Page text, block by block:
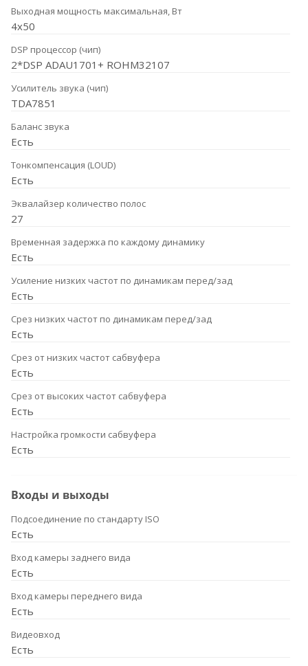
Выходная мощность максимальная, Вт
4x50
DSP процессор (чип)
2*DSP ADAU1701+ ROHM32107
Усилитель звука (чип)
TDA7851
Баланс звука
Есть
Тонкомпенсация (LOUD)
Есть
Эквалайзер количество полос
27
Временная задержка по каждому динамику
Есть
Усиление низких частот по динамикам перед/зад
Есть
Срез низких частот по динамикам перед/зад
Есть
Срез от низких частот сабвуфера
Есть
Срез от высоких частот сабвуфера
Есть
Настройка громкости сабвуфера
Есть
Входы и выходы
Подсоединение по стандарту ISO
Есть
Вход камеры заднего вида
Есть
Вход камеры переднего вида
Есть
Видеовход
Есть